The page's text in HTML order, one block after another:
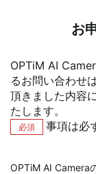
お
OPTiM AI
るお問い合わせ
頂きました内容
たします。
必須 事項は必
OPTiM AI Camera